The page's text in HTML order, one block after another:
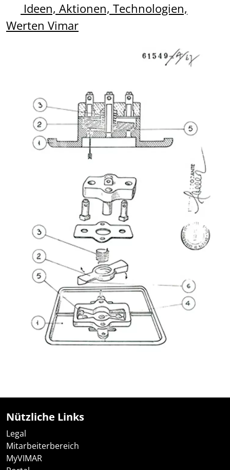
Ideen, Aktionen, Technologien,
Werten Vimar
Nützliche Links
Legal
Mitarbeiterbereich
MyVIMAR